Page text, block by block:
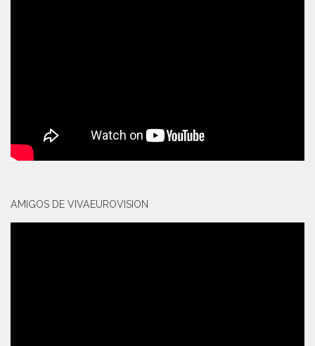
AMIGOS DE VIVAEUROVISION